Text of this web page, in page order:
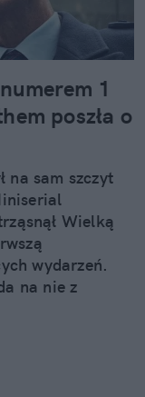
1
poszła o
na sam szczyt
Wielką
wydarzeń.
na nie z